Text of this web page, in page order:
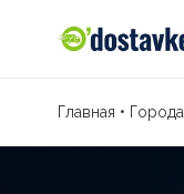
Главная • Города